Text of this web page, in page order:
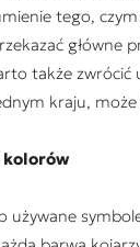
tego,
główne
także zwrócić
kraju,
kolorów
używane